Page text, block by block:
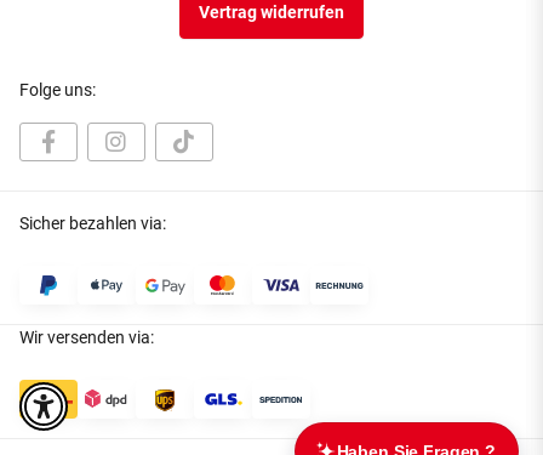
Vertrag widerrufen
Folge uns:
Sicher bezahlen via:
Wir versenden via: